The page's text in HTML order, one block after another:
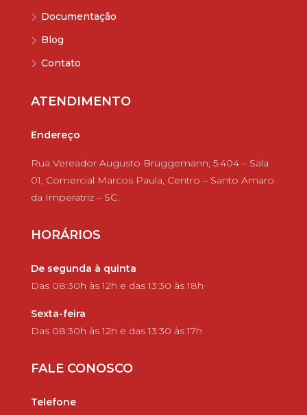
Documentação
Blog
Contato
ATENDIMENTO
Endereço
Rua Vereador Augusto Bruggemann, 5.404 – Sala
01, Comercial Marcos Paula, Centro – Santo Amaro
da Imperatriz – SC.
HORÁRIOS
De segunda à quinta
Das 08:30h às 12h e das 13:30 às 18h
Sexta-feira
Das 08:30h às 12h e das 13:30 às 17h
FALE CONOSCO
Telefone